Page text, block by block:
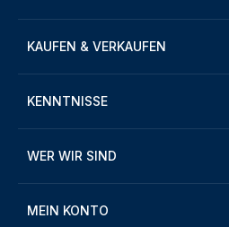
KAUFEN & VERKAUFEN
KENNTNISSE
WER WIR SIND
MEIN KONTO